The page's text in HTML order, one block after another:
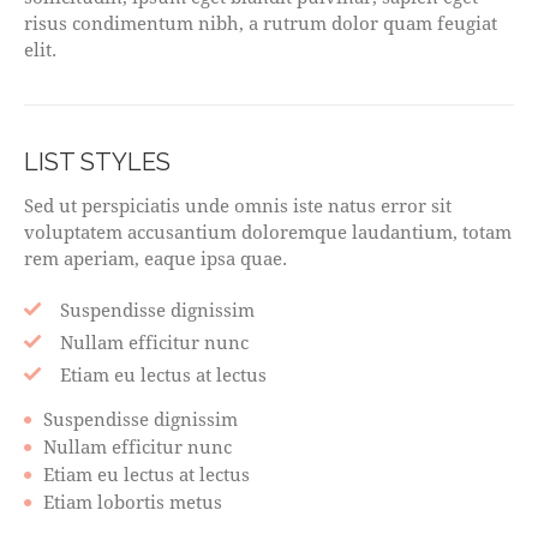
risus condimentum nibh, a rutrum dolor quam feugiat
elit.
LIST STYLES
Sed ut perspiciatis unde omnis iste natus error sit
voluptatem accusantium doloremque laudantium, totam
rem aperiam, eaque ipsa quae.
Suspendisse dignissim
Nullam efficitur nunc
Etiam eu lectus at lectus
Suspendisse dignissim
Nullam efficitur nunc
Etiam eu lectus at lectus
Etiam lobortis metus